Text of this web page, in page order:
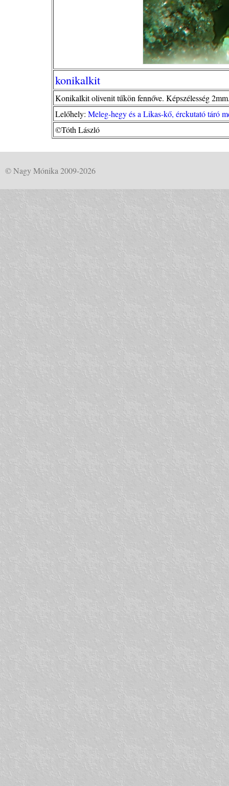
konikalkit
Konikalkit olivenit tűkön fennőve. Képszélesség
Lelőhely: Meleg-hegy és a Likas-kő, érckutató táró
©Tóth László
© Nagy Mónika 2009-2026